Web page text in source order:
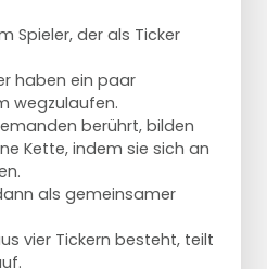
Spieler, der als Ticker
haben ein paar
wegzulaufen.
berührt, bilden
Kette, indem sie sich an
als gemeinsamer
vier Tickern besteht, teilt